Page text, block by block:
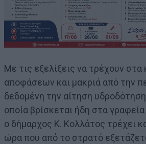
Με τις εξελίξεις να τρέχουν στα
αποφάσεων και μακριά από την
δεδομένη την αίτηση
οποία βρίσκεται ήδη στα
ο δήμαρχος Κ. Κολλάτος τρέχει
ώρα που από το στρατό